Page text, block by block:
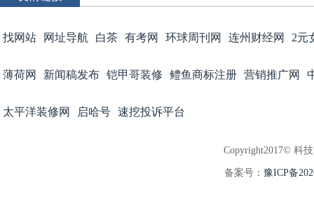
找网站 网址导航 白茶 有考网 环球周刊网 连州财经网 2元
薄荷网 新闻稿发布 铠甲哥装修 鳢鱼商标注册 营销推广网
太平洋装修网 启哈号 速挖投诉平台
Copyright2017© 科
备案号： 豫ICP备